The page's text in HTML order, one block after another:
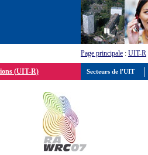
Page principale : UIT-R
(UIT-R) Secteurs de l'UIT